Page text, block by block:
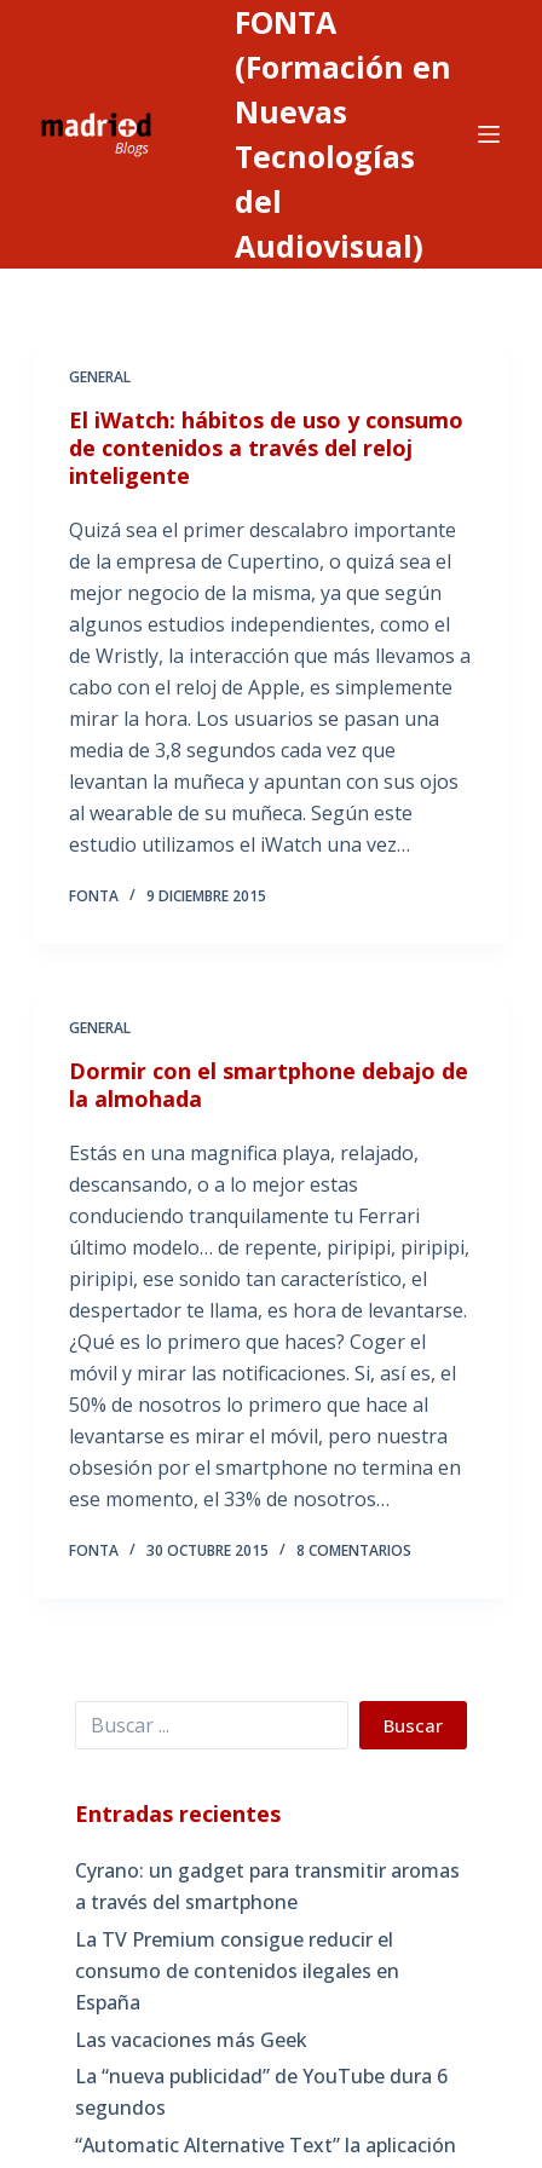
FONTA
(Formación en
Nuevas
Tecnologías
del
Audiovisual)
GENERAL
El iWatch: hábitos de uso y consumo
de contenidos a través del reloj
inteligente
Quizá sea el primer descalabro importante
de la empresa de Cupertino, o quizá sea el
mejor negocio de la misma, ya que según
algunos estudios independientes, como el
de Wristly, la interacción que más llevamos a
cabo con el reloj de Apple, es simplemente
mirar la hora. Los usuarios se pasan una
media de 3,8 segundos cada vez que
levantan la muñeca y apuntan con sus ojos
al wearable de su muñeca. Según este
estudio utilizamos el iWatch una vez…
FONTA 9 DICIEMBRE 2015
GENERAL
Dormir con el smartphone debajo de
la almohada
Estás en una magnifica playa, relajado,
descansando, o a lo mejor estas
conduciendo tranquilamente tu Ferrari
último modelo… de repente, piripipi, piripipi,
piripipi, ese sonido tan característico, el
despertador te llama, es hora de levantarse.
¿Qué es lo primero que haces? Coger el
móvil y mirar las notificaciones. Si, así es, el
50% de nosotros lo primero que hace al
levantarse es mirar el móvil, pero nuestra
obsesión por el smartphone no termina en
ese momento, el 33% de nosotros…
FONTA 30 OCTUBRE 2015 8 COMENTARIOS
Buscar Buscar
Entradas recientes
Cyrano: un gadget para transmitir aromas
a través del smartphone
La TV Premium consigue reducir el
consumo de contenidos ilegales en
España
Las vacaciones más Geek
La “nueva publicidad” de YouTube dura 6
segundos
“Automatic Alternative Text” la aplicación